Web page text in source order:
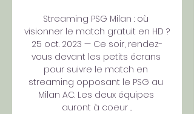
Streaming PSG Milan : où
visionner le match gratuit en HD ?
25 oct. 2023 — Ce soir, rendez-
vous devant les petits écrans
pour suivre le match en
streaming opposant le PSG au
Milan AC. Les deux équipes
auront à coeur ...